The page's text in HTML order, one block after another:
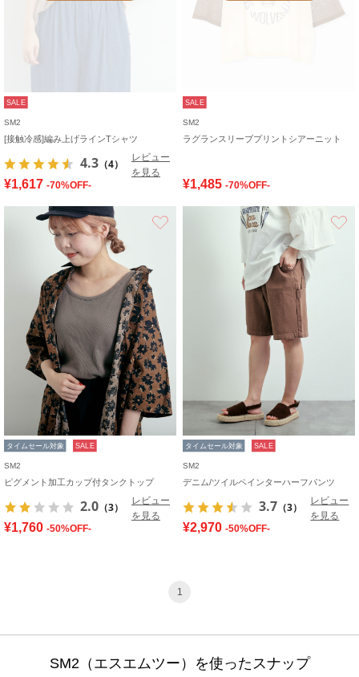
SALE
SM2
[接触冷感]編み上げラインTシャツ
4.3 （4）
レビュー
を見る
¥1,617 -70%OFF-
SALE
SM2
ラグランスリーブプリントシアーニット
¥1,485 -70%OFF-
タイムセール対象 SALE
SM2
ピグメント加工カップ付タンクトップ
2.0 （3）
レビュー
を見る
¥1,760 -50%OFF-
タイムセール対象 SALE
SM2
デニム/ツイルペインターハーフパンツ
3.7 （3）
レビュー
を見る
¥2,970 -50%OFF-
1
SM2（エスエムツー）を使ったスナップ